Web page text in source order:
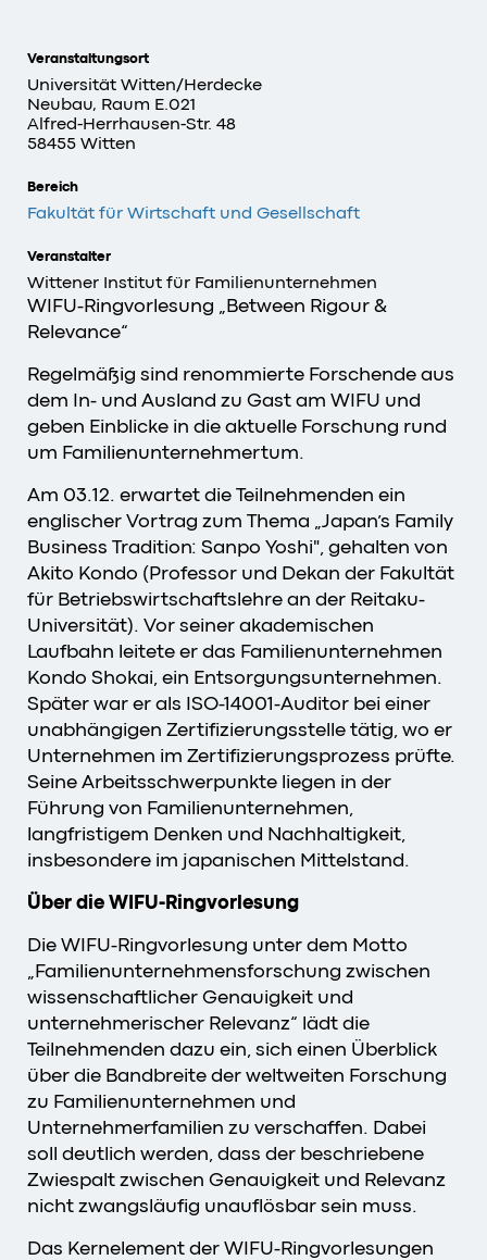
Veranstaltungsort
Universität Witten/Herdecke
Neubau, Raum E.021
Alfred-Herrhausen-Str. 48
58455 Witten
Bereich
Fakultät für Wirtschaft und Gesellschaft
Veranstalter
Wittener Institut für Familienunternehmen
WIFU-Ringvorlesung „Between Rigour &
Relevance“
Regelmäßig sind renommierte Forschende aus
dem In- und Ausland zu Gast am WIFU und
geben Einblicke in die aktuelle Forschung rund
um Familienunternehmertum.
Am 03.12. erwartet die Teilnehmenden ein
englischer Vortrag zum Thema „Japan’s Family
Business Tradition: Sanpo Yoshi", gehalten von
Akito Kondo (Professor und Dekan der Fakultät
für Betriebswirtschaftslehre an der Reitaku-
Universität). Vor seiner akademischen
Laufbahn leitete er das Familienunternehmen
Kondo Shokai, ein Entsorgungsunternehmen.
Später war er als ISO-14001-Auditor bei einer
unabhängigen Zertifizierungsstelle tätig, wo er
Unternehmen im Zertifizierungsprozess prüfte.
Seine Arbeitsschwerpunkte liegen in der
Führung von Familienunternehmen,
langfristigem Denken und Nachhaltigkeit,
insbesondere im japanischen Mittelstand.
Über die WIFU-Ringvorlesung
Die WIFU-Ringvorlesung unter dem Motto
„Familienunternehmensforschung zwischen
wissenschaftlicher Genauigkeit und
unternehmerischer Relevanz“ lädt die
Teilnehmenden dazu ein, sich einen Überblick
über die Bandbreite der weltweiten Forschung
zu Familienunternehmen und
Unternehmerfamilien zu verschaffen. Dabei
soll deutlich werden, dass der beschriebene
Zwiespalt zwischen Genauigkeit und Relevanz
nicht zwangsläufig unauflösbar sein muss.
Das Kernelement der WIFU-Ringvorlesungen